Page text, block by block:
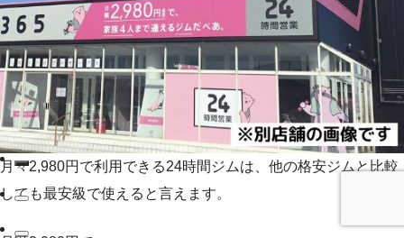
月々2,980円で利用できる24時間ジムは、他の格安ジムと比較
しても最安級で使えると言えます。